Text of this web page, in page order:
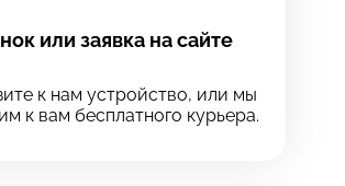
или заявка на сайте
к нам устройство, или мы
к вам бесплатного курьера.